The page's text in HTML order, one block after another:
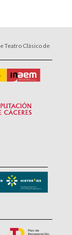
Teatro Clásico de